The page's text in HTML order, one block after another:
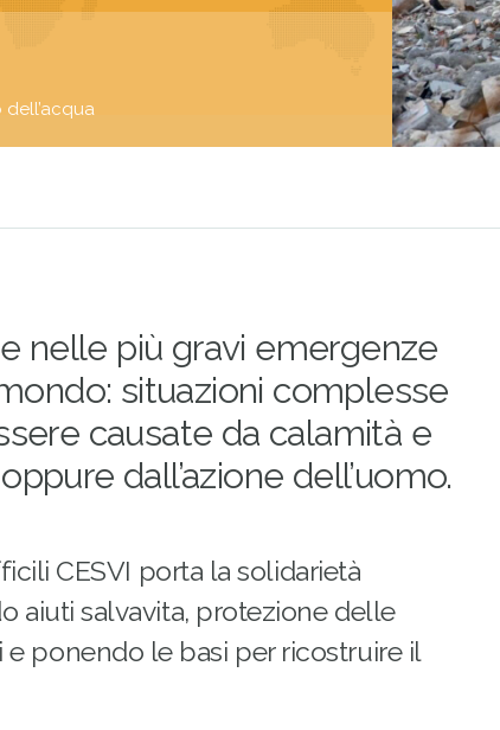
nelle più gravi emergenze
situazioni complesse
causate da calamità e
dall’azione dell’uomo.
CESVI porta la solidarietà
aiuti salvavita, protezione delle
ponendo le basi per ricostruire il